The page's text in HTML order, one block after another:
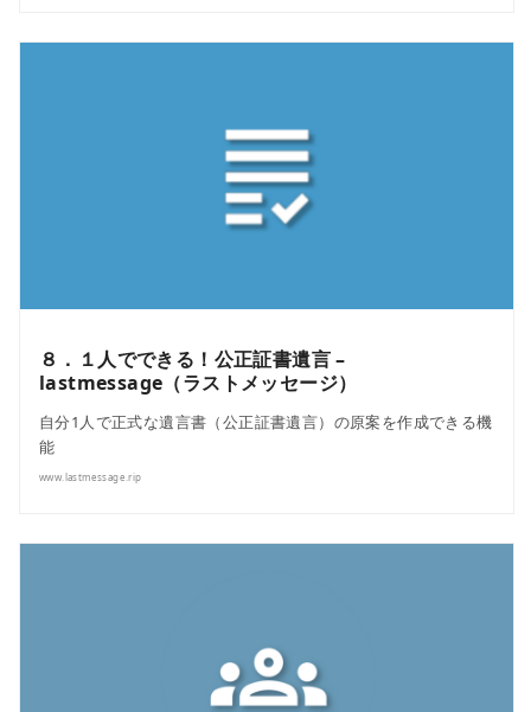
８．１人でできる！公正証書遺言 –
lastmessage（ラストメッセージ）
自分1人で正式な遺言書（公正証書遺言）の原案を作成できる機
能
www.lastmessage.rip